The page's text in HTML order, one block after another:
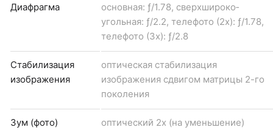
Диафрагма
основная: ƒ/1.78, сверхшироко­
угольная: ƒ/2.2, телефото (2x): ƒ/1.78,
телефото (3x): ƒ/2.8
Стабилизация
изображения
оптическая стабилизация
изображения сдвигом матрицы 2-го
поколения
Зум (фото)
оптический 2x (на уменьшение)